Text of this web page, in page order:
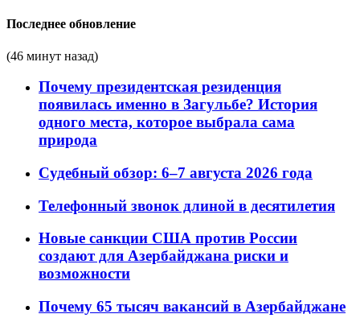
Последнее обновление
(46 минут назад)
Почему президентская резиденция
появилась именно в Загульбе? История
одного места, которое выбрала сама
природа
Судебный обзор: 6–7 августа 2026 года
Телефонный звонок длиной в десятилетия
Новые санкции США против России
создают для Азербайджана риски и
возможности
Почему 65 тысяч вакансий в Азербайджане